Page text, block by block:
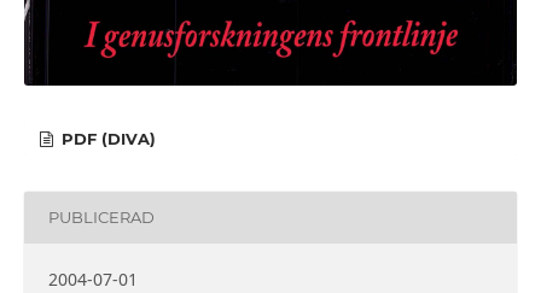
PDF (DIVA)
PUBLICERAD
2004-07-01